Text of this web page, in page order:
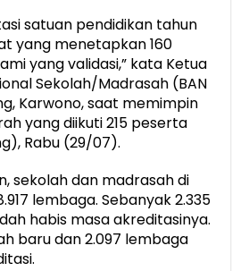
satuan pendidikan tahun
yang menetapkan 160
yang validasi,” kata Ketua
Sekolah/Madrasah (BAN
Karwono, saat memimpin
yang diikuti 215 peserta
Rabu (29/07).
sekolah dan madrasah di
lembaga. Sebanyak 2.335
habis masa akreditasinya.
baru dan 2.097 lembaga